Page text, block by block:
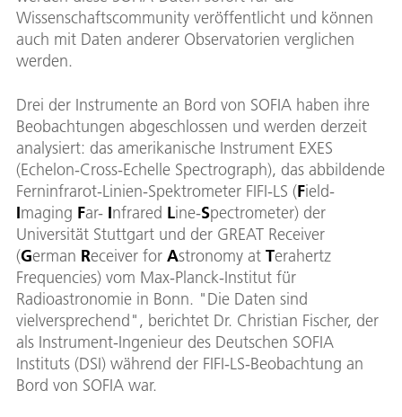
Wissenschaftscommunity veröffentlicht und können
auch mit Daten anderer Observatorien verglichen
werden.
Drei der Instrumente an Bord von SOFIA haben ihre
Beobachtungen abgeschlossen und werden derzeit
analysiert: das amerikanische Instrument EXES
(Echelon-Cross-Echelle Spectrograph), das abbildende
Ferninfrarot-Linien-Spektrometer FIFI-LS (Field-
Imaging Far- Infrared Line-Spectrometer) der
Universität Stuttgart und der GREAT Receiver
(German Receiver for Astronomy at Terahertz
Frequencies) vom Max-Planck-Institut für
Radioastronomie in Bonn. "Die Daten sind
vielversprechend", berichtet Dr. Christian Fischer, der
als Instrument-Ingenieur des Deutschen SOFIA
Instituts (DSI) während der FIFI-LS-Beobachtung an
Bord von SOFIA war.